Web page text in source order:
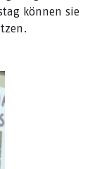
können sie